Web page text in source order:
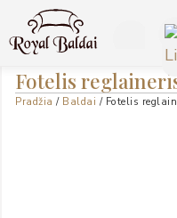
Pereiti
prie
turinio
+370
623
Fotelis
Pradžia / Baldai / Fotelis